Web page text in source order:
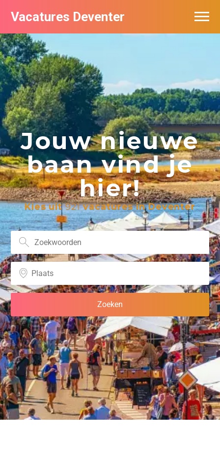
Vacatures Deventer
Jouw nieuwe
baan vind je
hier!
Kies uit921vacatures in Deventer
Vacatures per bedrijf in Deventer
De populairste vacatures in Deventer
Nieuwsbrief feed